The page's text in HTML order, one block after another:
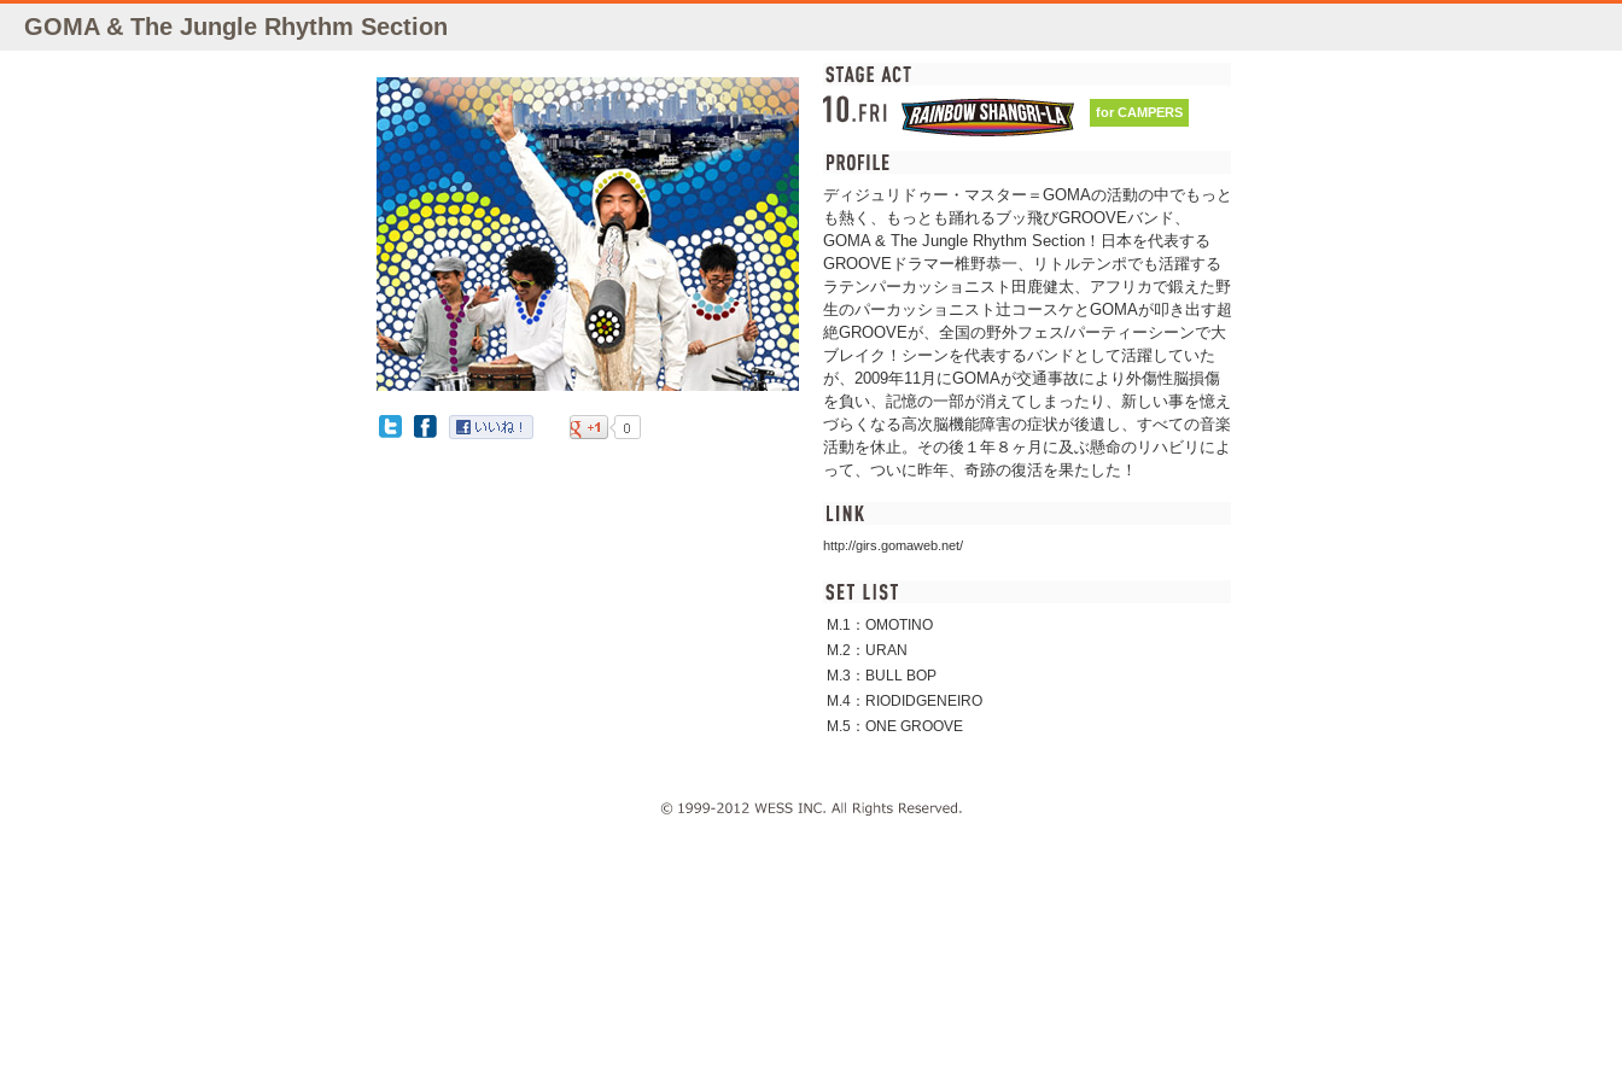
GOMA & The Jungle Rhythm Section
for CAMPERS
ディジュリドゥー・マスター＝GOMAの活動の中でもっと
も熱く、もっとも踊れるブッ飛びGROOVEバンド、
GOMA & The Jungle Rhythm Section！日本を代表する
GROOVEドラマー椎野恭一、リトルテンポでも活躍する
ラテンパーカッショニスト田鹿健太、アフリカで鍛えた野
生のパーカッショニスト辻コースケとGOMAが叩き出す超
絶GROOVEが、全国の野外フェス/パーティーシーンで大
ブレイク！シーンを代表するバンドとして活躍していた
が、2009年11月にGOMAが交通事故により外傷性脳損傷
を負い、記憶の一部が消えてしまったり、新しい事を憶え
づらくなる高次脳機能障害の症状が後遺し、すべての音楽
活動を休止。その後１年８ヶ月に及ぶ懸命のリハビリによ
って、ついに昨年、奇跡の復活を果たした！
http://girs.gomaweb.net/
M.1：OMOTINO
M.2：URAN
M.3：BULL BOP
M.4：RIODIDGENEIRO
M.5：ONE GROOVE